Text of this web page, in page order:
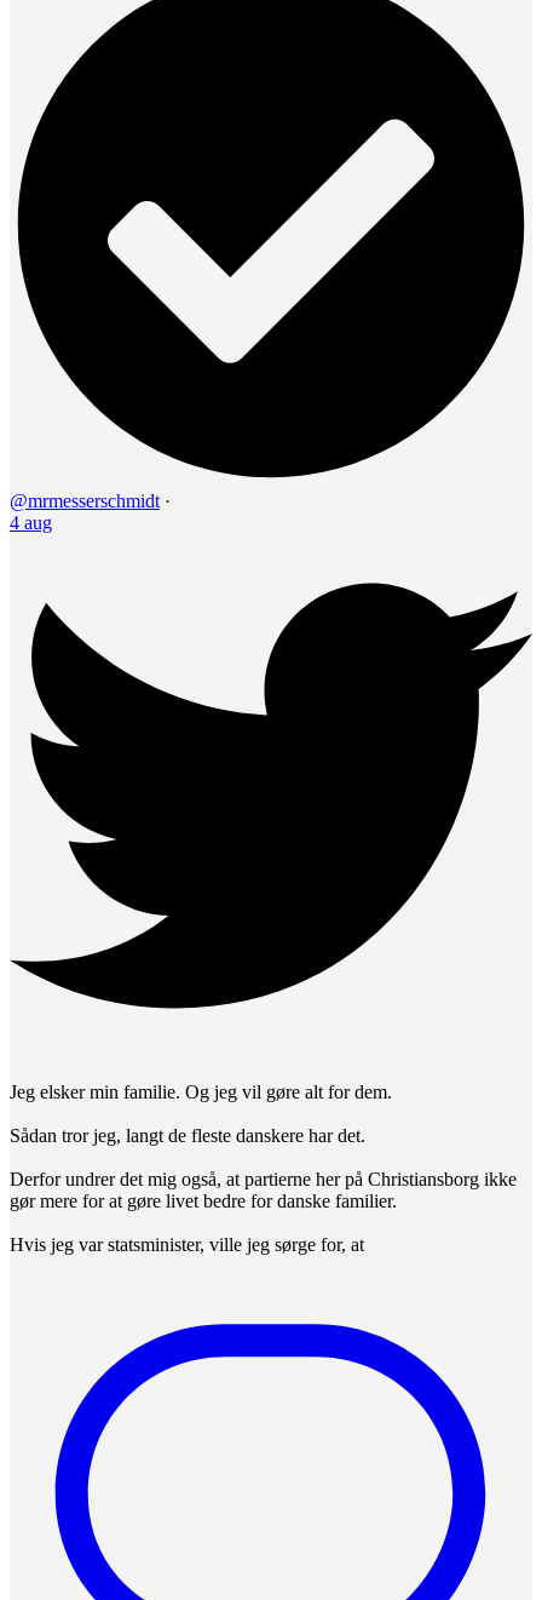
@mrmesserschmidt ·
4 aug
Jeg elsker min familie. Og jeg vil gøre alt for dem.
Sådan tror jeg, langt de fleste danskere har det.
Derfor undrer det mig også, at partierne her på Christiansborg ikke
gør mere for at gøre livet bedre for danske familier.
Hvis jeg var statsminister, ville jeg sørge for, at